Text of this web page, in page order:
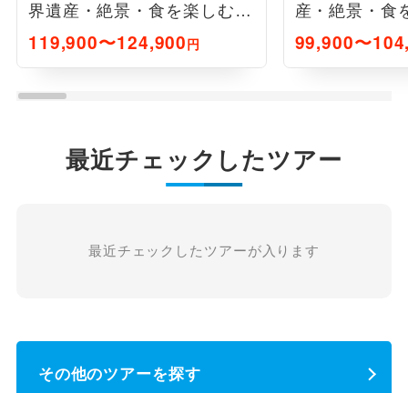
界遺産・絶景・食を楽しむ4
日間
119,900〜124,900円
産・絶景・食
99,900〜
最近チェックしたツアー
最近チェックしたツアーが入ります
その他のツアーを探す